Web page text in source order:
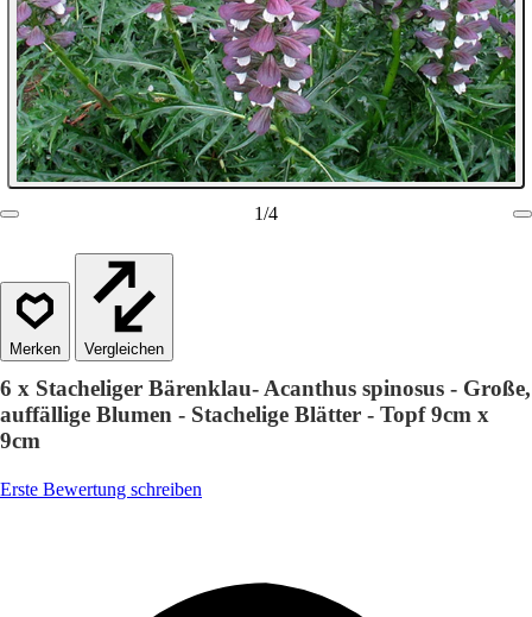
1/4
Vergleichen
6 x Stacheliger Bärenklau- Acanthus spinosus - Große,
auffällige Blumen - Stachelige Blätter - Topf 9cm x
9cm
Erste Bewertung schreiben